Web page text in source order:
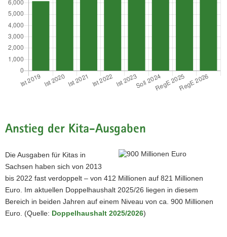
Bremen
Ist 2020
Ist 2021
Ist 2022
Ist 2023
RegE 2025
RegE 2026
Anstieg der Kita-Ausgaben
Die Ausgaben für Kitas in
Sachsen haben sich von 2013
bis 2022 fast verdoppelt – von 412 Millionen auf 821 Millionen
Euro. Im aktuellen Doppelhaushalt 2025/26 liegen in diesem
Bereich in beiden Jahren auf einem Niveau von ca. 900 Millionen
Euro. (Quelle: Doppelhaushalt 2025/2026)